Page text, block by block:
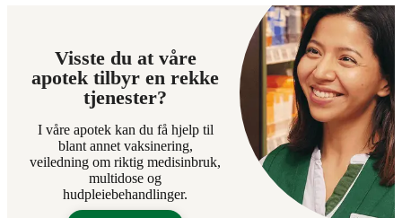
Visste du at våre
apotek tilbyr en rekke
tjenester?
I våre apotek kan du få hjelp til
blant annet vaksinering,
veiledning om riktig medisinbruk,
multidose og
hudpleiebehandlinger.